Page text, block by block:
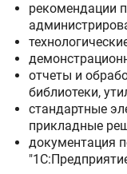
рекомендации
отчеты и
библиотеки,
стандартные
прикладные
документация